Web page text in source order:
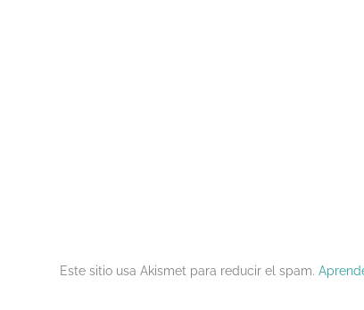
Este sitio usa Akismet para reducir el spam.